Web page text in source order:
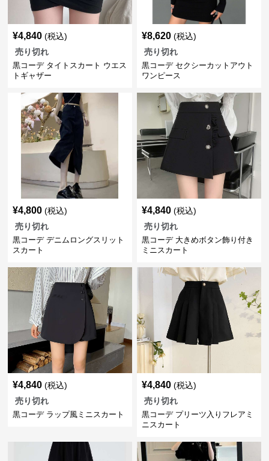
¥4,840 (税込)
売り切れ
黒コーデ タイトスカート ウエス
トギャザー
¥8,620 (税込)
売り切れ
黒コーデ セクシーカットアウト
ワンピース
¥4,800 (税込)
売り切れ
黒コーデ デニムロングスリット
スカート
¥4,840 (税込)
売り切れ
黒コーデ 大きめボタン飾り付き
ミニスカート
¥4,840 (税込)
売り切れ
黒コーデ ラップ風ミニスカート
¥4,840 (税込)
売り切れ
黒コーデ プリーツ入りフレアミ
ニスカート